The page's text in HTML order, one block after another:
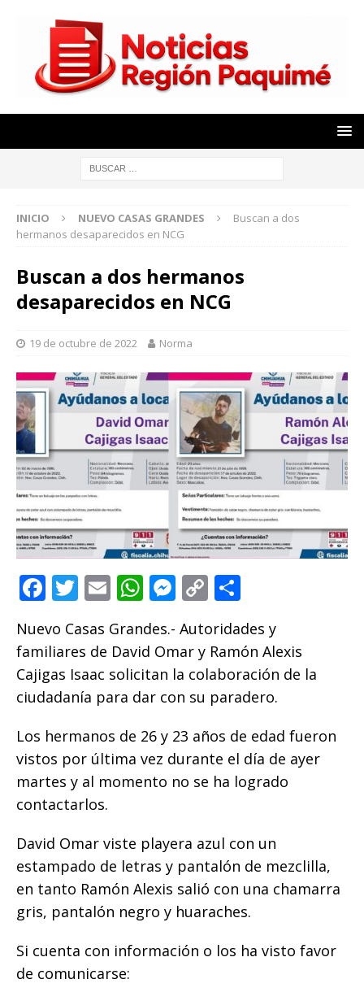
INICIO NUEVO CASAS GRANDES
Buscan a dos
hermanos desaparecidos en NCG
Buscan a dos hermanos
desaparecidos en NCG
19 de octubre de 2022 Norma
F
c
e
b
o
k
T
it
te
r
E
ai
l
W
h
at
s
A
p
M
ss
e
n
e
r
C
p
y
Li
n
k
o
m
p
ar
r
Nuevo Casas Grandes.- Autoridades y
familiares de David Omar y Ramón Alexis
Cajigas Isaac solicitan la colaboración de la
ciudadanía para dar con su paradero.
Los hermanos de 26 y 23 años de edad fueron
vistos por última vez durante el día de ayer
martes y al momento no se ha logrado
contactarlos.
David Omar viste playera azul con un
estampado de letras y pantalón de mezclilla,
en tanto Ramón Alexis salió con una chamarra
gris, pantalón negro y huaraches.
Si cuenta con información o los ha visto favor
de comunicarse: